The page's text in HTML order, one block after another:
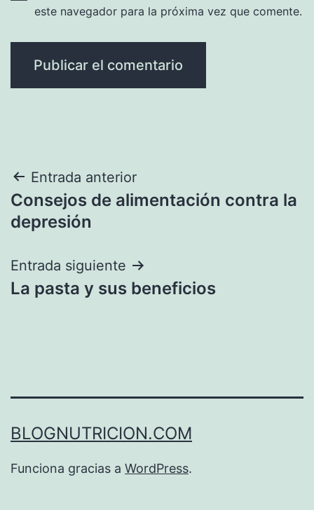
este navegador para la próxima vez que comente.
Navegación
de
Entrada anterior
Consejos de alimentación contra la
depresión
Entrada siguiente
La pasta y sus beneficios
BLOGNUTRICION.COM
Funciona gracias a WordPress.